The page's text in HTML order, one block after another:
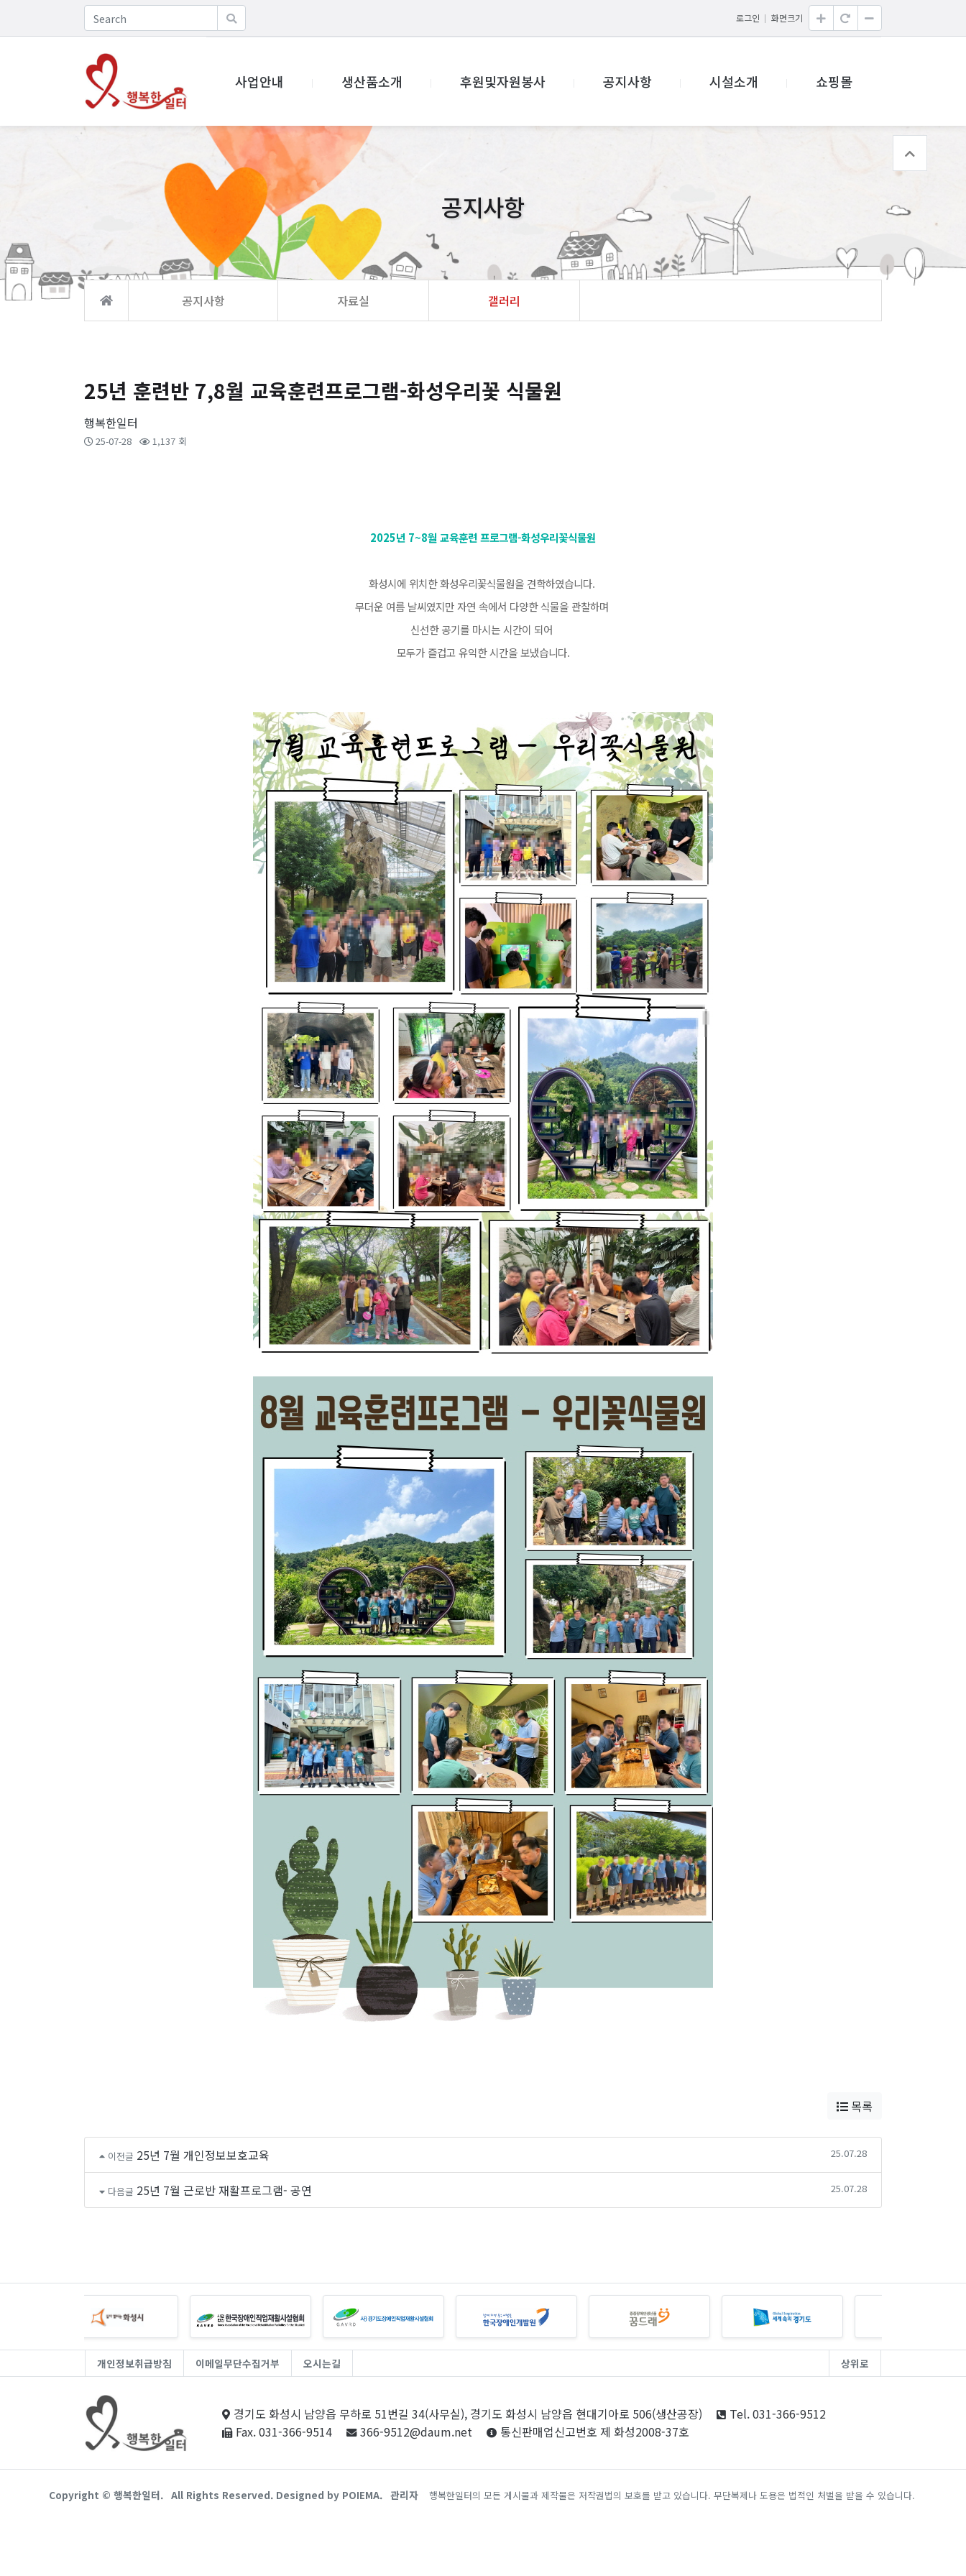
로그인 화면크기
사업안내 생산품소개 후원및자원봉사 공지사항 시설소개 쇼핑몰
공지사항
공지사항 자료실 갤러리
25년 훈련반 7,8월 교육훈련프로그램-화성우리꽃 식물원
행복한일터
25-07-28 1,137 회
2025년 7~8월 교육훈련 프로그램-화성우리꽃식물원
화성시에 위치한 화성우리꽃식물원을 견학하였습니다.
무더운 여름 날씨였지만 자연 속에서 다양한 식물을 관찰하며
신선한 공기를 마시는 시간이 되어
모두가 즐겁고 유익한 시간을 보냈습니다.
목록
이전글 25년 7월 개인정보보호교육 25.07.28
다음글 25년 7월 근로반 재활프로그램- 공연 25.07.28
개인정보취급방침 이메일무단수집거부 오시는길 상위로
경기도 화성시 남양읍 무하로 51번길 34(사무실), 경기도 화성시 남양읍 현대기아로 506(생산공장)
Tel. 031-366-9512
Fax. 031-366-9514
366-9512@daum.net 통신판매업신고번호 제 화성2008-37호
Copyright © 행복한일터. All Rights Reserved. Designed by POIEMA. 관리자 행복한일터의 모든 게시물과 제작물은 저작권법의 보호를 받고 있습니다. 무단복제나 도용은 법적인 처벌을 받을 수 있습니다.